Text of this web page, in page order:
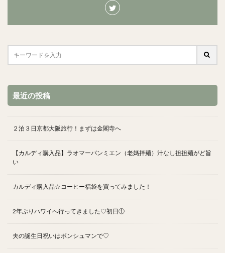
最近の投稿
２泊３日京都大阪旅行！まずは金閣寺へ
【カルディ購入品】ラオマーパンミエン（老媽拌麺）汁なし担担麺がど旨
い
カルディ購入品☆コーヒー福袋を買ってみました！
2年ぶりハワイへ行ってきました♡初日①
夫の誕生日祝いはボンシュマンで♡